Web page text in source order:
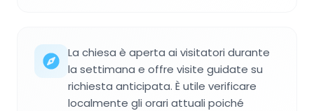
La chiesa è aperta ai visitatori durante
la settimana e offre visite guidate su
richiesta anticipata. È utile verificare
localmente gli orari attuali poiché